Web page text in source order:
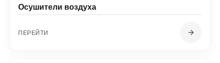
Осушители воздуха
ПЕРЕЙТИ